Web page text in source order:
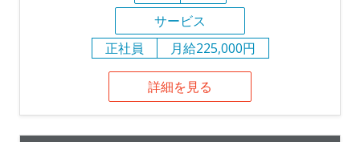
サービス
正社員
月給225,000円
詳細を見る